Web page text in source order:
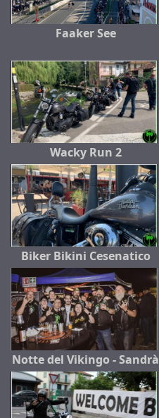
Faaker See
Wacky Run 2
Biker Bikini Cesenatico
Notte del Vikingo - Sandrà